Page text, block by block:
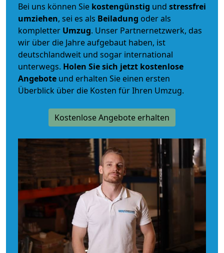
Bei uns können Sie kostengünstig und stressfrei
umziehen, sei es als Beiladung oder als
kompletter Umzug. Unser Partnernetzwerk, das
wir über die Jahre aufgebaut haben, ist
deutschlandweit und sogar international
unterwegs. Holen Sie sich jetzt kostenlose
Angebote und erhalten Sie einen ersten
Überblick über die Kosten für Ihren Umzug.
Kostenlose Angebote erhalten